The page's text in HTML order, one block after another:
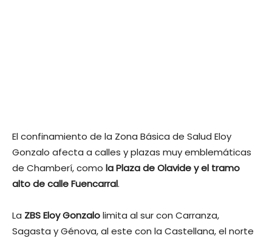
El confinamiento de la Zona Básica de Salud Eloy
Gonzalo afecta a calles y plazas muy emblemáticas
de Chamberí, como la Plaza de Olavide y el tramo
alto de calle Fuencarral.
La ZBS Eloy Gonzalolimita al sur con Carranza,
Sagasta y Génova, al este con la Castellana, el norte